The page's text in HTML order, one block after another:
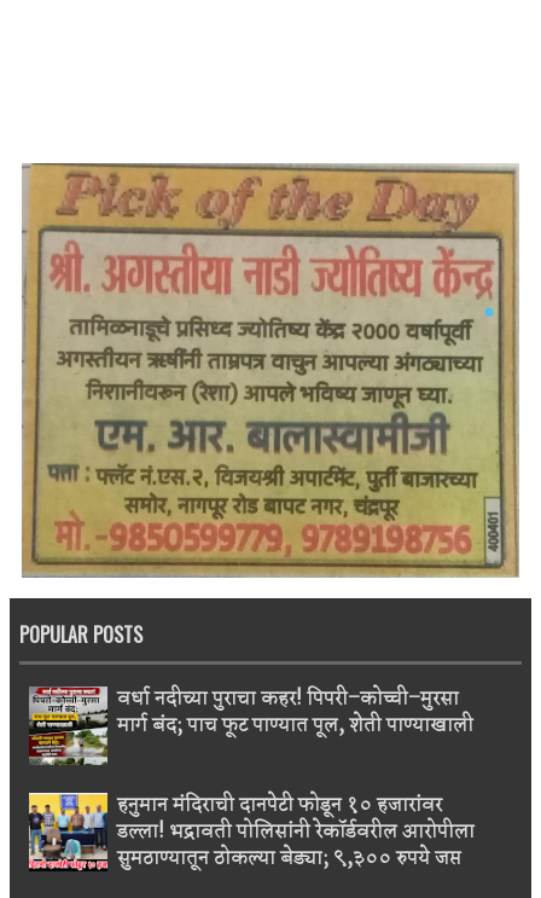
POPULAR POSTS
वर्धा नदीच्या पुराचा कहर! पिपरी–कोच्ची–मुरसा
मार्ग बंद; पाच फूट पाण्यात पूल, शेती पाण्याखाली
हनुमान मंदिराची दानपेटी फोडून १० हजारांवर
डल्ला! भद्रावती पोलिसांनी रेकॉर्डवरील आरोपीला
सुमठाण्यातून ठोकल्या बेड्या; ९,३०० रुपये जप्त